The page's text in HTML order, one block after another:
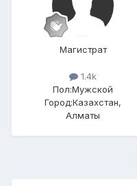
Магистрат
1.4k
Пол:Мужской
Город:Казахстан,
Алматы